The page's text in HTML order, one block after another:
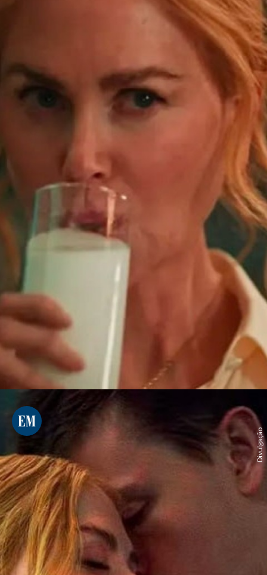
Divulgação